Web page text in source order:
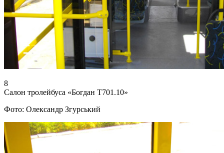
8
Салон тролейбуса «Богдан Т701.10»
Фото: Олександр Згурський